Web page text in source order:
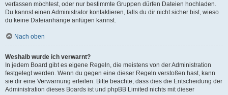
verfassen möchtest, oder nur bestimmte Gruppen dürfen Dateien hochladen.
Du kannst einen Administrator kontaktieren, falls du dir nicht sicher bist, wieso
du keine Dateianhänge anfügen kannst.
Nach oben
Weshalb wurde ich verwarnt?
In jedem Board gibt es eigene Regeln, die meistens von der Administration
festgelegt werden. Wenn du gegen eine dieser Regeln verstoßen hast, kann
sie dir eine Verwarnung erteilen. Bitte beachte, dass dies die Entscheidung der
Administration dieses Boards ist und phpBB Limited nichts mit dieser